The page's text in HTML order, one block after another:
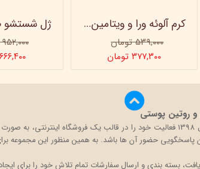
۹۵۲,۰۰۰ تومان
۶۶۶,۴۰۰
کرم آلوئه ورا و ویتامین e ویتابلا
۵۳۹,۰۰۰ تومان
۳۷۷,۳۰۰ تومان
روتین پوستی
بیگ باکس با تکیه بر دانش و تجربه حضور در بازار محصولات مراقبت پوستی، از سال 1398
پاسخگویی حضور آن ها باشد. به همین منظور این مجموعه
بسته بندی و ارسال سفارشات تمام تلاش خود را برای